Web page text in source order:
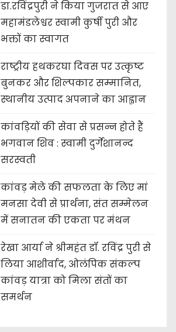
डा.रविंद्रपुरी ने किया गुजरात से आए
महामंडलेश्वर स्वामी कुर्षी पुरी और
भक्तों का स्वागत
राष्ट्रीय हथकरघा दिवस पर उत्कृष्ट
बुनकर और शिल्पकार सम्मानित,
स्थानीय उत्पाद अपनाने का आह्वान
कांवड़ियों की सेवा से प्रसन्न होते हैं
भगवान शिव : स्वामी दुर्गेशानन्द
सरस्वती
कांवड़ मेले की सफलता के लिए मां
मनसा देवी से प्रार्थना, संत सम्मेलन
में सनातन की एकता पर मंथन
रेखा आर्या ने श्रीमहंत डॉ. रविंद्र पुरी से
लिया आशीर्वाद, ओलंपिक संकल्प
कांवड़ यात्रा को मिला संतों का
समर्थन